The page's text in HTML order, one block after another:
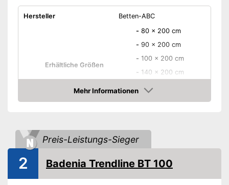
Hersteller Betten-ABC
Erhältliche Größen
- 80 x 200 cm
- 90 x 200 cm
- 100 x 200 cm
- 140 x 200 cm
160 x 200 cm
Höhe Matratzenkern
14 cm
Härtegrad
H2 - H5
Anzahl Liegezonen
Mehr Informationen
Amazon
Preis-Leistungs-Sieger
2 Badenia Trendline BT 100